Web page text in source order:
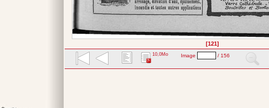
[121]
10,0Mo Image / 156